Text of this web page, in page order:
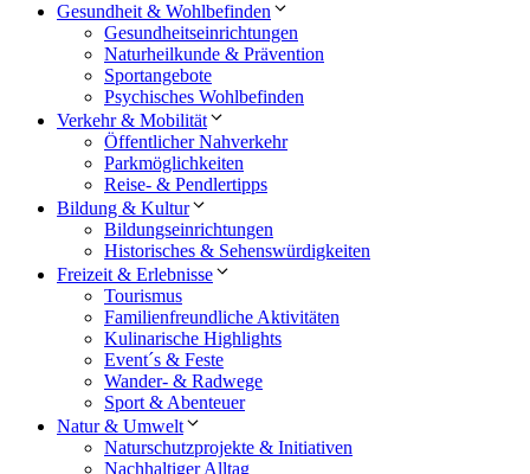
Gesundheit & Wohlbefinden
Gesundheitseinrichtungen
Naturheilkunde & Prävention
Sportangebote
Psychisches Wohlbefinden
Verkehr & Mobilität
Öffentlicher Nahverkehr
Parkmöglichkeiten
Reise- & Pendlertipps
Bildung & Kultur
Bildungseinrichtungen
Historisches & Sehenswürdigkeiten
Freizeit & Erlebnisse
Tourismus
Familienfreundliche Aktivitäten
Kulinarische Highlights
Event´s & Feste
Wander- & Radwege
Sport & Abenteuer
Natur & Umwelt
Naturschutzprojekte & Initiativen
Nachhaltiger Alltag